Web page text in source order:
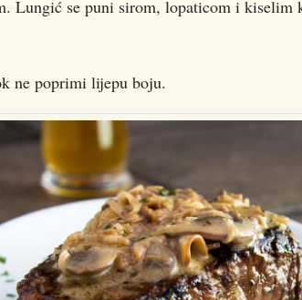
Lungić se puni sirom, lopaticom i kiselim
ne poprimi lijepu boju.